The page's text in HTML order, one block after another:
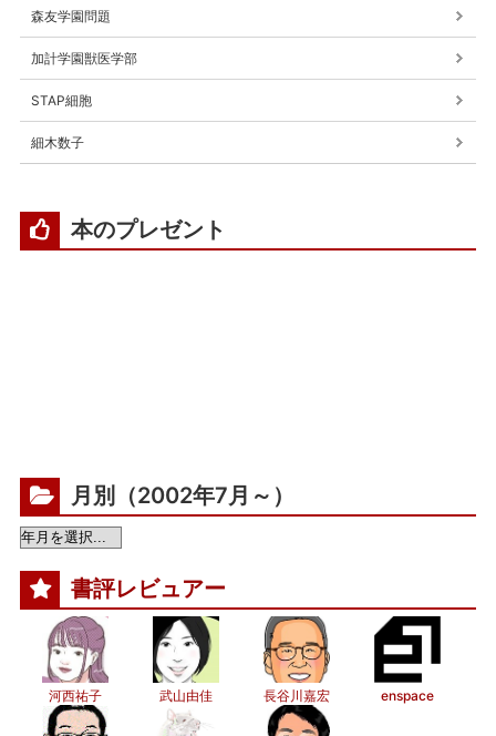
森友学園問題
加計学園獣医学部
STAP細胞
細木数子
本のプレゼント
月別（2002年7月～）
書評レビュアー
河西祐子 武山由佳 長谷川嘉宏 enspace